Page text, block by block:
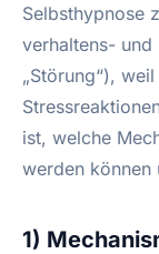
Selbsthypnose
verhaltens-
„Störung“),
ist, welche
werden können
1)